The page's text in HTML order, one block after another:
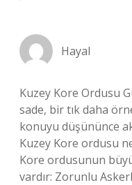
Hayal
Kuzey Kore Ordusu
sade, bir tık daha
konuyu düşününce
Kuzey Kore ordusu
Kore ordusunun
vardır: Zorunlu